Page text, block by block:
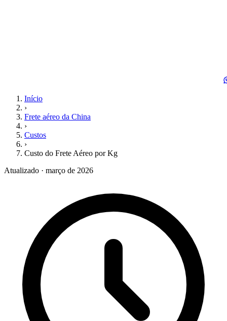
Início
›
Frete aéreo da China
›
Custos
›
Custo do Frete Aéreo por Kg
Atualizado · março de 2026